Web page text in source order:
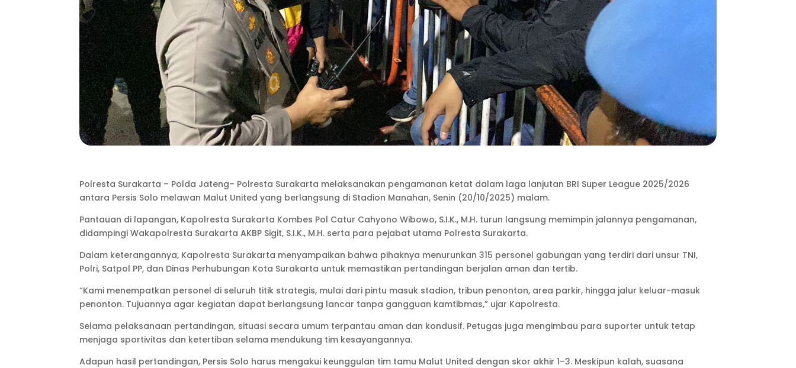
Polresta Surakarta – Polda Jateng– Polresta Surakarta melaksanakan pengamanan ketat dalam laga lanjutan BRI Super League 2025/2026
antara Persis Solo melawan Malut United yang berlangsung di Stadion Manahan, Senin (20/10/2025) malam.
Pantauan di lapangan, Kapolresta Surakarta Kombes Pol Catur Cahyono Wibowo, S.I.K., M.H. turun langsung memimpin jalannya pengamanan,
didampingi Wakapolresta Surakarta AKBP Sigit, S.I.K., M.H. serta para pejabat utama Polresta Surakarta.
Dalam keterangannya, Kapolresta Surakarta menyampaikan bahwa pihaknya menurunkan 315 personel gabungan yang terdiri dari unsur TNI,
Polri, Satpol PP, dan Dinas Perhubungan Kota Surakarta untuk memastikan pertandingan berjalan aman dan tertib.
“Kami menempatkan personel di seluruh titik strategis, mulai dari pintu masuk stadion, tribun penonton, area parkir, hingga jalur keluar-masuk
penonton. Tujuannya agar kegiatan dapat berlangsung lancar tanpa gangguan kamtibmas,” ujar Kapolresta.
Selama pelaksanaan pertandingan, situasi secara umum terpantau aman dan kondusif. Petugas juga mengimbau para suporter untuk tetap
menjaga sportivitas dan ketertiban selama mendukung tim kesayangannya.
Adapun hasil pertandingan, Persis Solo harus mengakui keunggulan tim tamu Malut United dengan skor akhir 1–3. Meskipun kalah, suasana